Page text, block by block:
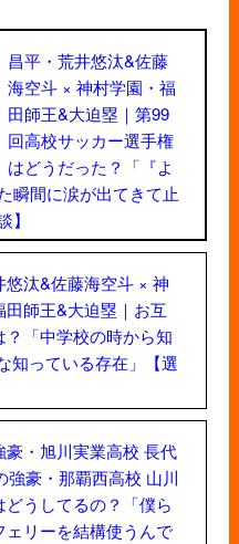
昌平・荒井悠汰&佐藤
海空斗 × 神村学園・福
田師王&大迫塁｜第99
回高校サッカー選手権
はどうだった？「『よ
瞬間に涙が出てきて止
】
悠汰&佐藤海空斗 × 神
田師王&大迫塁｜お互
？「中学校の時から知
知っている存在」【選
豪・旭川実業高校 長代
強豪・那覇西高校 山川
どうしてるの？「僕ら
ェリーを結構使うんで